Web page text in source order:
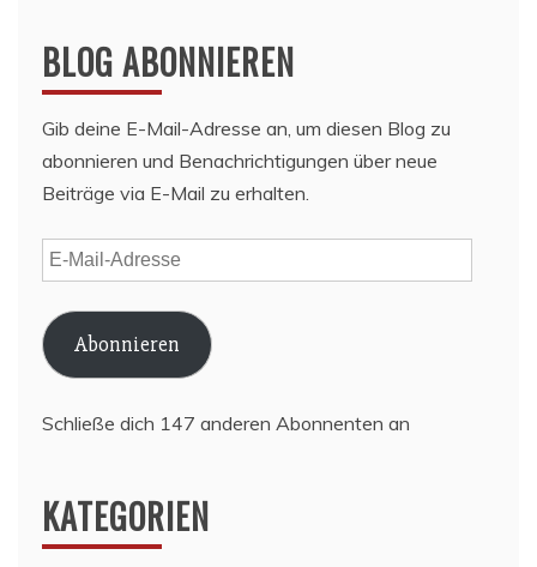
BLOG ABONNIEREN
Gib deine E-Mail-Adresse an, um diesen Blog zu
abonnieren und Benachrichtigungen über neue
Beiträge via E-Mail zu erhalten.
E-
Mail-
Adresse
Abonnieren
Schließe dich 147 anderen Abonnenten an
KATEGORIEN